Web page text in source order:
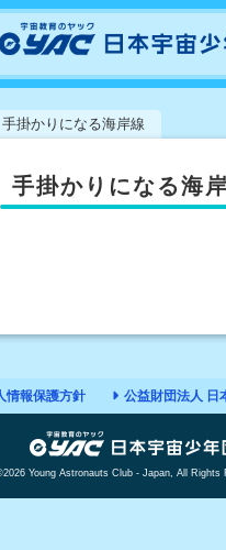
手掛かりになる海岸線
手掛かりになる海
情報保護方針 公益財団法人 日
Young Astronauts Club - Japan, All Rights